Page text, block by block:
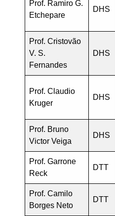
Prof. Ramiro G.
Etchepare
DHS
Prof. Cristovão
V. S.
Fernandes
DHS
Prof. Claudio
Kruger
DHS
Prof. Bruno
Victor Veiga
DHS
Prof. Garrone
Reck
DTT
Prof. Camilo
Borges Neto
DTT